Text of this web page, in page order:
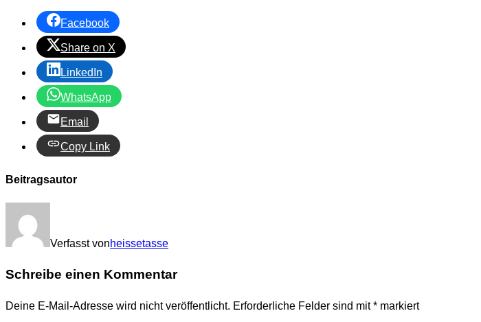
Facebook
Share on X
LinkedIn
WhatsApp
Email
Copy Link
Beitragsautor
Verfasst vonheissetasse
Schreibe einen Kommentar
Deine E-Mail-Adresse wird nicht veröffentlicht. Erforderliche Felder sind mit* markiert